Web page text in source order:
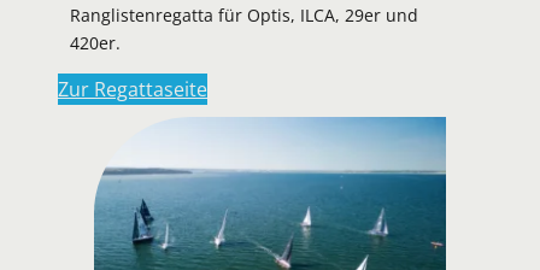
Ranglistenregatta für Optis, ILCA, 29er und
420er.
Zur Regattaseite